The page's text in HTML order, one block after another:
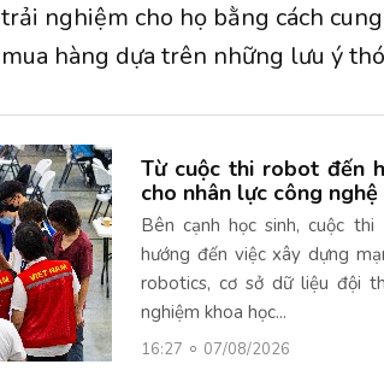
trải nghiệm cho họ bằng cách
mua hàng dựa trên những lưu ý
Từ cuộc thi robot đến
cho nhân lực công
Bên cạnh học sinh, cuộc
hướng đến việc xây dựng
robotics, cơ sở dữ liệu đội
nghiệm khoa học...
16:27 07/08/2026